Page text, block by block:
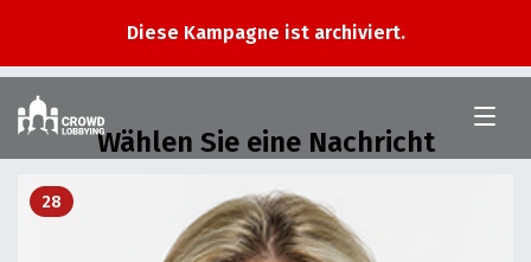
Diese Kampagne ist archiviert.
Wählen Sie eine Nachricht
28